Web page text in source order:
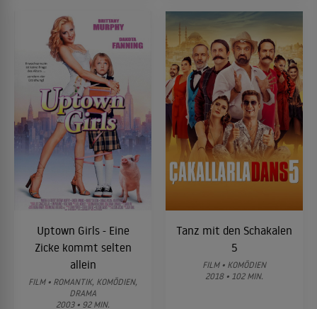
Uptown Girls - Eine
Zicke kommt selten
allein
FILM • ROMANTIK, KOMÖDIEN,
DRAMA
2003 • 92 MIN.
Tanz mit den Schakalen
5
FILM • KOMÖDIEN
2018 • 102 MIN.